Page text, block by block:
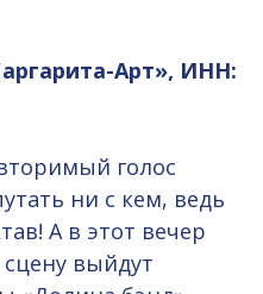
Арт», ИНН:
голос
ни с кем, ведь
А в этот вечер
выйдут